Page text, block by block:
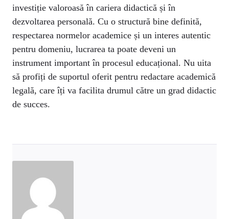
investiție valoroasă în cariera didactică și în
dezvoltarea personală. Cu o structură bine definită,
respectarea normelor academice și un interes autentic
pentru domeniu, lucrarea ta poate deveni un
instrument important în procesul educațional. Nu uita
să profiți de suportul oferit pentru redactare academică
legală, care îți va facilita drumul către un grad didactic
de succes.